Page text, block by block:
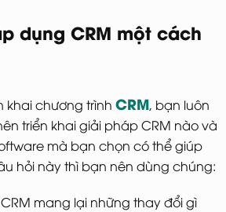
dụng CRM một cách
khai chương trình CRM, bạn luôn
triển khai giải pháp CRM nào và
mà bạn chọn có thể giúp
hỏi này thì bạn nên dùng chúng:
mang lại những thay đổi gì